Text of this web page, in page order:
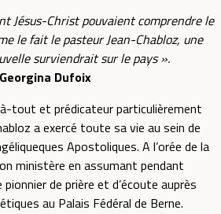
Jésus-Christ pouvaient comprendre le
le fait le pasteur Jean-Chabloz, une
surviendrait sur le pays ».
Georgina Dufoix
tout et prédicateur particulièrement
a exercé toute sa vie au sein de
Apostoliques. A l’orée de la
ministère en assumant pendant
de prière et d’écoute auprès
au Palais Fédéral de Berne.